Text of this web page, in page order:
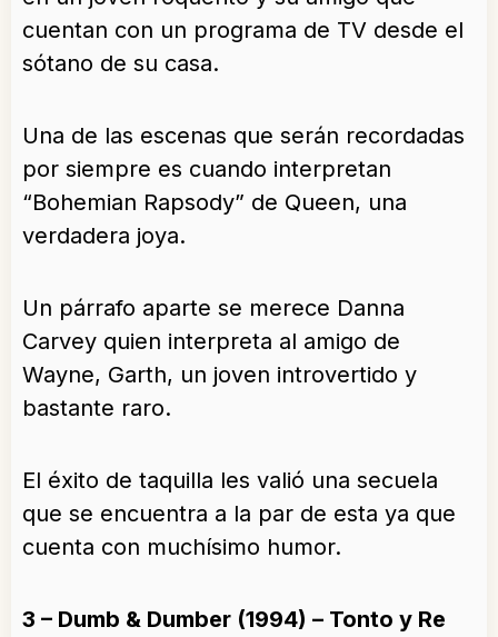
cuentan con un programa de TV desde el
sótano de su casa.
Una de las escenas que serán recordadas
por siempre es cuando interpretan
“Bohemian Rapsody” de Queen, una
verdadera joya.
Un párrafo aparte se merece Danna
Carvey quien interpreta al amigo de
Wayne, Garth, un joven introvertido y
bastante raro.
El éxito de taquilla les valió una secuela
que se encuentra a la par de esta ya que
cuenta con muchísimo humor.
3 – Dumb & Dumber (1994) – Tonto y Re